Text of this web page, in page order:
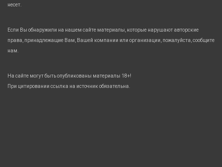
несет.
Если Вы обнаружили на нашем сайте материалы, которые нарушают авторские
права, принадлежащие Вам, Вашей компании или организации, пожалуйста, сообщите
нам.
На сайте могут быть опубликованы материалы 18+!
При цитировании ссылка на источник обязательна.